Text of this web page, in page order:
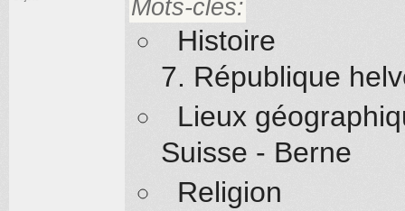
Mots-clés:
Histoire
7. République
Lieux
Suisse - Berne
Religion